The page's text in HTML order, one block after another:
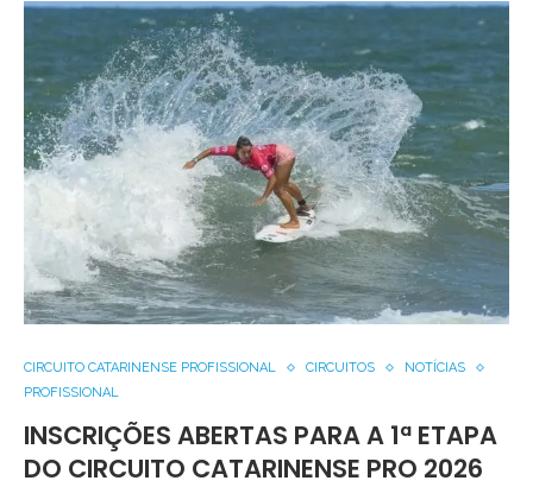
CIRCUITO CATARINENSE PROFISSIONAL CIRCUITOS
NOTÍCIAS
PROFISSIONAL
INSCRIÇÕES ABERTAS PARA A 1ª ETAPA
DO CIRCUITO CATARINENSE PRO 2026